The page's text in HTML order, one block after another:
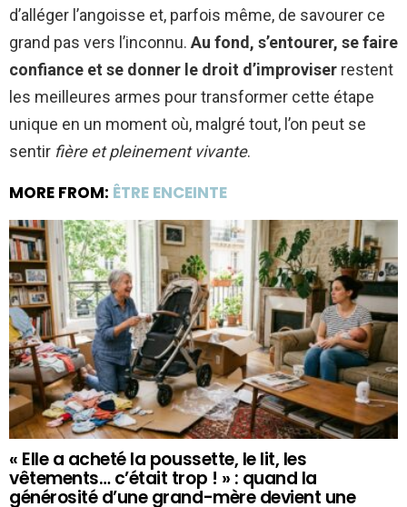
d’alléger l’angoisse et, parfois même, de savourer ce
grand pas vers l’inconnu. Au fond, s’entourer, se faire
confiance et se donner le droit d’improviser restent
les meilleures armes pour transformer cette étape
unique en un moment où, malgré tout, l’on peut se
sentir fière et pleinement vivante.
MORE FROM: ÊTRE ENCEINTE
« Elle a acheté la poussette, le lit, les
vêtements… c’était trop ! » : quand la
générosité d’une grand-mère devient une